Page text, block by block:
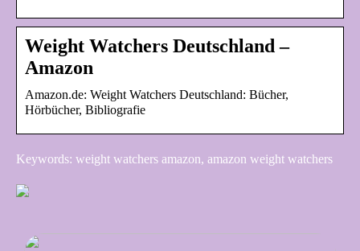
Weight Watchers Deutschland –
Amazon
Amazon.de: Weight Watchers Deutschland: Bücher,
Hörbücher, Bibliografie
Keywords: weight watchers amazon, amazon weight watchers